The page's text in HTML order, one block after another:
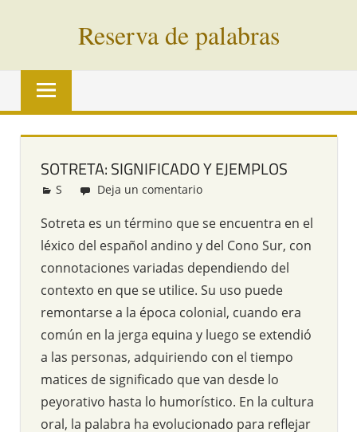
Reserva de palabras
Palabras
vías
todo
mundo
SOTRETA: SIGNIFICADO Y EJEMPLOS
Redacción
S Deja un comentario
Sotreta es un término que se encuentra en el
léxico del español andino y del Cono Sur, con
connotaciones variadas dependiendo del
contexto en que se utilice. Su uso puede
remontarse a la época colonial, cuando era
común en la jerga equina y luego se extendió
a las personas, adquiriendo con el tiempo
matices de significado que van desde lo
peyorativo hasta lo humorístico. En la cultura
oral, la palabra ha evolucionado para reflejar